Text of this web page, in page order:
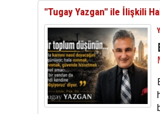
"Tugay Yazgan" ile İlişkili